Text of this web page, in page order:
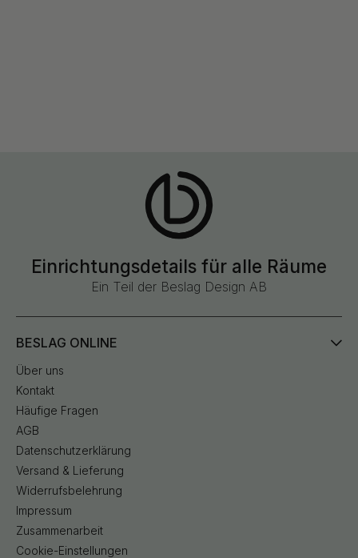
Einrichtungsdetails für alle Räume
Ein Teil der Beslag Design AB
BESLAG ONLINE
Über uns
Kontakt
Häufige Fragen
AGB
Datenschutzerklärung
Versand & Lieferung
Widerrufsbelehrung
Impressum
Zusammenarbeit
Cookie-Einstellungen